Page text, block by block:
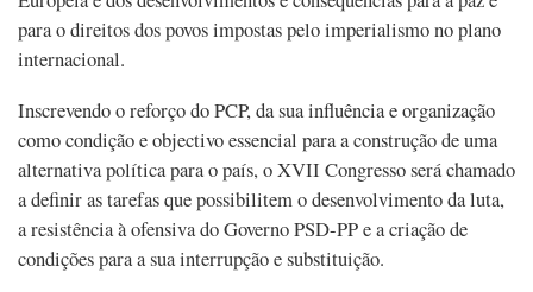
para o direitos dos povos impostas pelo imperialismo no plano
internacional.
Inscrevendo o reforço do PCP, da sua influência e organização
como condição e objectivo essencial para a construção de uma
alternativa política para o país, o XVII Congresso será chamado
a definir as tarefas que possibilitem o desenvolvimento da luta,
a resistência à ofensiva do Governo PSD-PP e a criação de
condições para a sua interrupção e substituição.